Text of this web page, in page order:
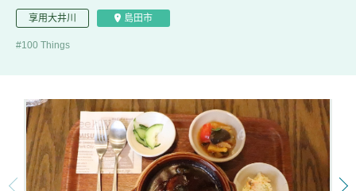
享用大井川 島田市
100 Things